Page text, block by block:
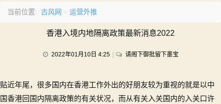
当前位置: 古风网 > 运营外推
香港入境内地隔离政策最新消息2022
2022年01月10日 4:25 请阁下御批留下墨宝on
入
境
贴近年尾，很多国内在香港工作外出的好朋友较为重视的就是以中
国香港回国内隔离政策的有关状况，而从有关入关国内的入关口许